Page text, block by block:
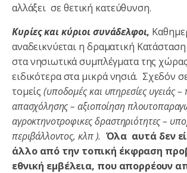
αλλάξει σε θετική κατεύθυνση.
Κυρίες και κύριοι συνάδελφοι,
αναδεικνύεται η δραματική
στα νησιωτικά συμπλέγματα της
ειδικότερα στα μικρά νησιά. Σχεδόν
τομείς(υποδομές και υπηρεσίες υγειάς –
απασχόλησης – αξιοποίηση
αγροκτηνοτροφικες δραστηριότητες –
περιβάλλοντος, κλπ ). Όλα αυτά δεν
άλλο από την τοπική έκφραση
εθνική εμβέλεια, που απορρέουν